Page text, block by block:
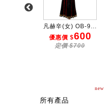
凡赫辛(女) OB-9...
優惠價 $600
定價 $700
new
所有產品